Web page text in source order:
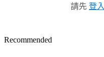
請先 登入
Recommended